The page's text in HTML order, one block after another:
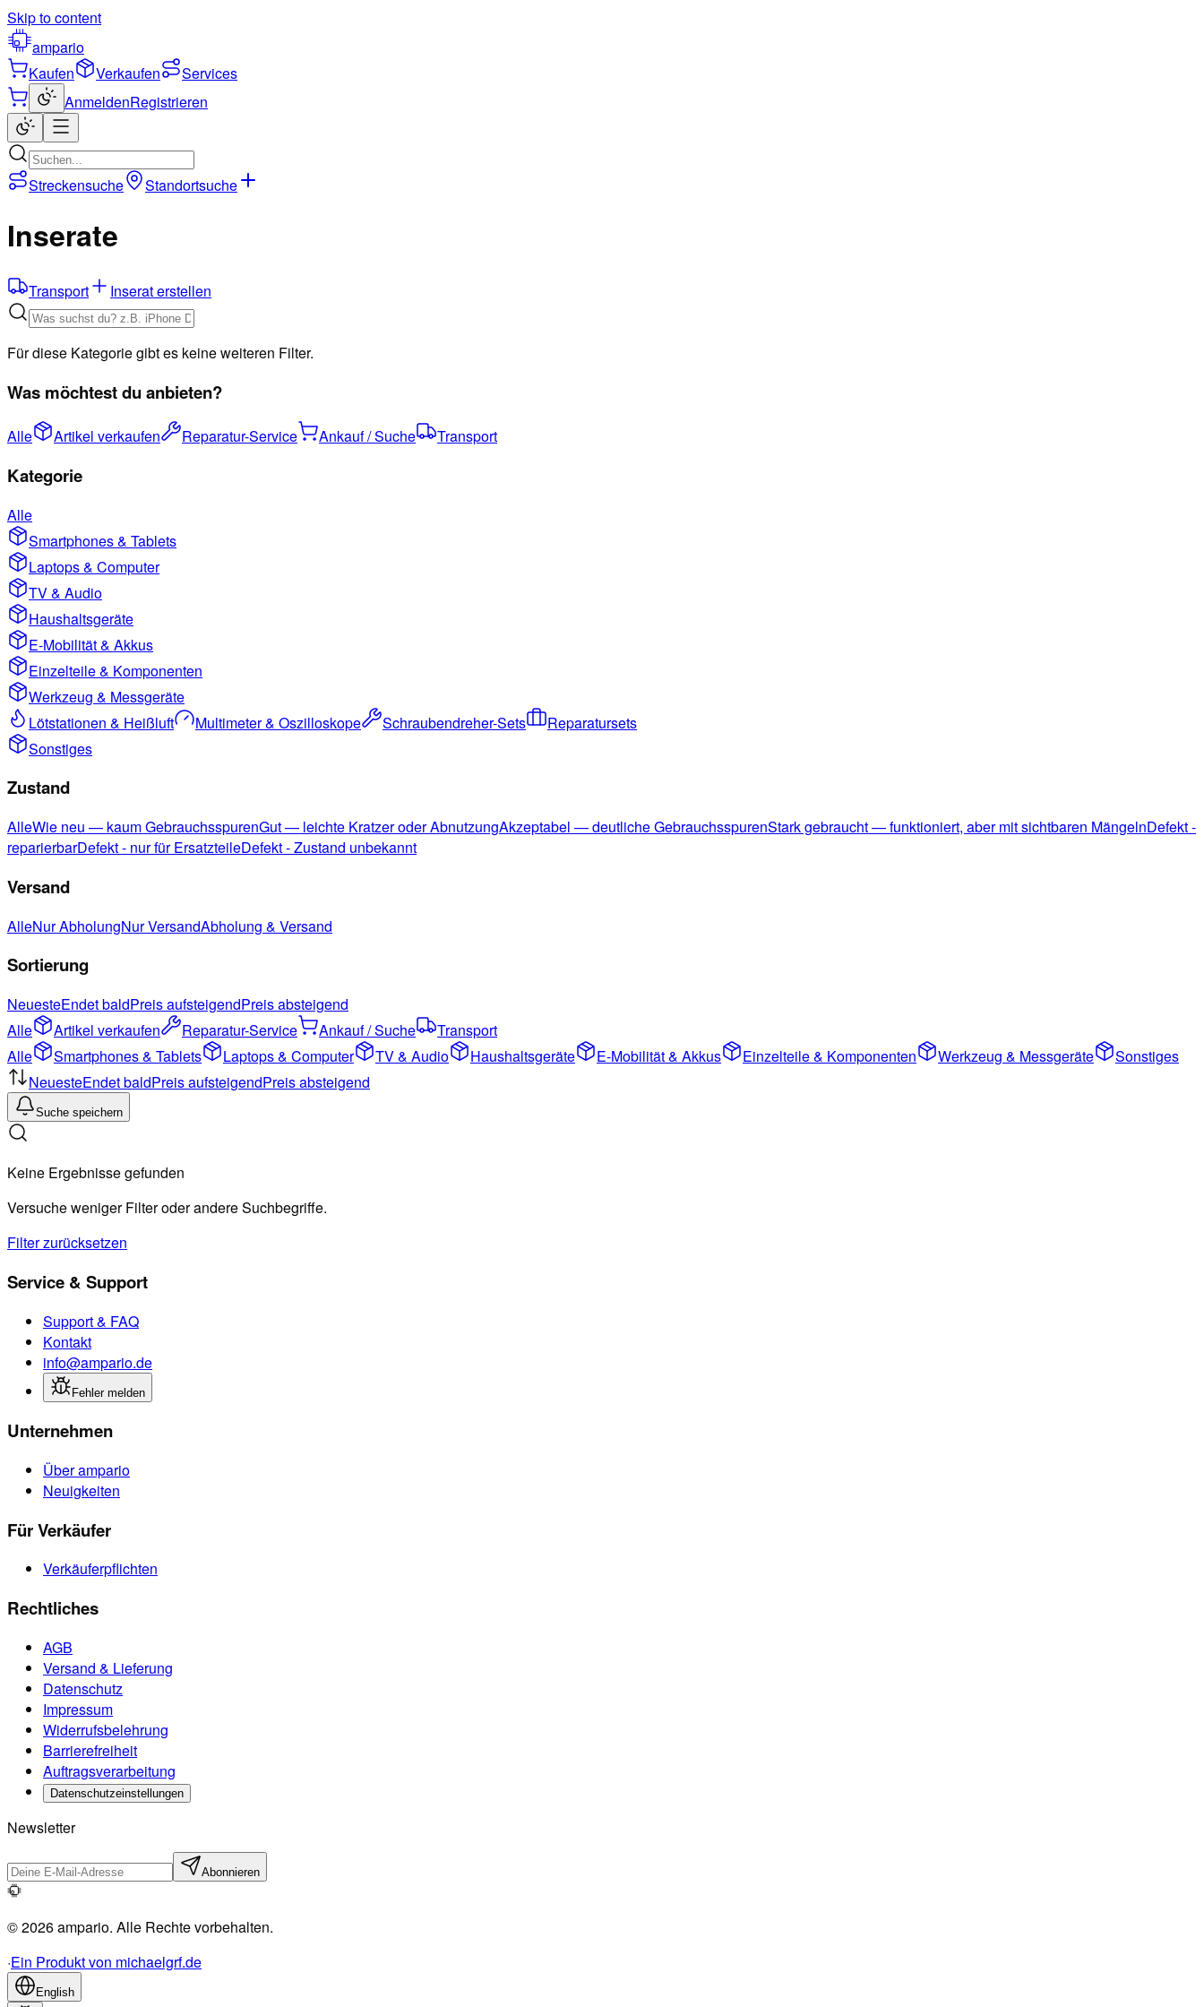
Skip to content
ampario
Kaufen
Verkaufen
Services
AnmeldenRegistrieren
Streckensuche Standortsuche
Inserate
Transport Inserat erstellen
Für diese Kategorie gibt es keine weiteren Filter.
Was möchtest du anbieten?
Alle Artikel verkaufen Reparatur-Service Ankauf / Suche Transport
Kategorie
Alle
Smartphones & Tablets
Laptops & Computer
TV & Audio
Haushaltsgeräte
E-Mobilität & Akkus
Einzelteile & Komponenten
Werkzeug & Messgeräte
Lötstationen & Heißluft
Multimeter & Oszilloskope Schraubendreher-Sets
Reparatursets
Sonstiges
Zustand
AlleWie neu — kaum GebrauchsspurenGut — leichte Kratzer oder AbnutzungAkzeptabel — deutliche GebrauchsspurenStark gebraucht — funktioniert, aber mit sichtbaren MängelnDefekt -
reparierbarDefekt - nur für ErsatzteileDefekt - Zustand unbekannt
Versand
AlleNur AbholungNur VersandAbholung & Versand
Sortierung
NeuesteEndet baldPreis aufsteigendPreis absteigend
Alle
Artikel verkaufen Reparatur-Service Ankauf / Suche
Transport
Alle
Smartphones & Tablets Laptops & Computer TV & Audio Haushaltsgeräte E-Mobilität & Akkus Einzelteile & Komponenten Werkzeug & Messgeräte
Sonstiges
NeuesteEndet baldPreis aufsteigendPreis absteigend
Suche speichern
Keine Ergebnisse gefunden
Versuche weniger Filter oder andere Suchbegriffe.
Filter zurücksetzen
Service & Support
Support & FAQ
Kontakt
info@ampario.de
Fehler melden
Unternehmen
Über ampario
Neuigkeiten
Für Verkäufer
Verkäuferpflichten
Rechtliches
AGB
Versand & Lieferung
Datenschutz
Impressum
Widerrufsbelehrung
Barrierefreiheit
Auftragsverarbeitung
Datenschutzeinstellungen
Newsletter
Abonnieren
© 2026 ampario. Alle Rechte vorbehalten.
·Ein Produkt von michaelgrf.de
English